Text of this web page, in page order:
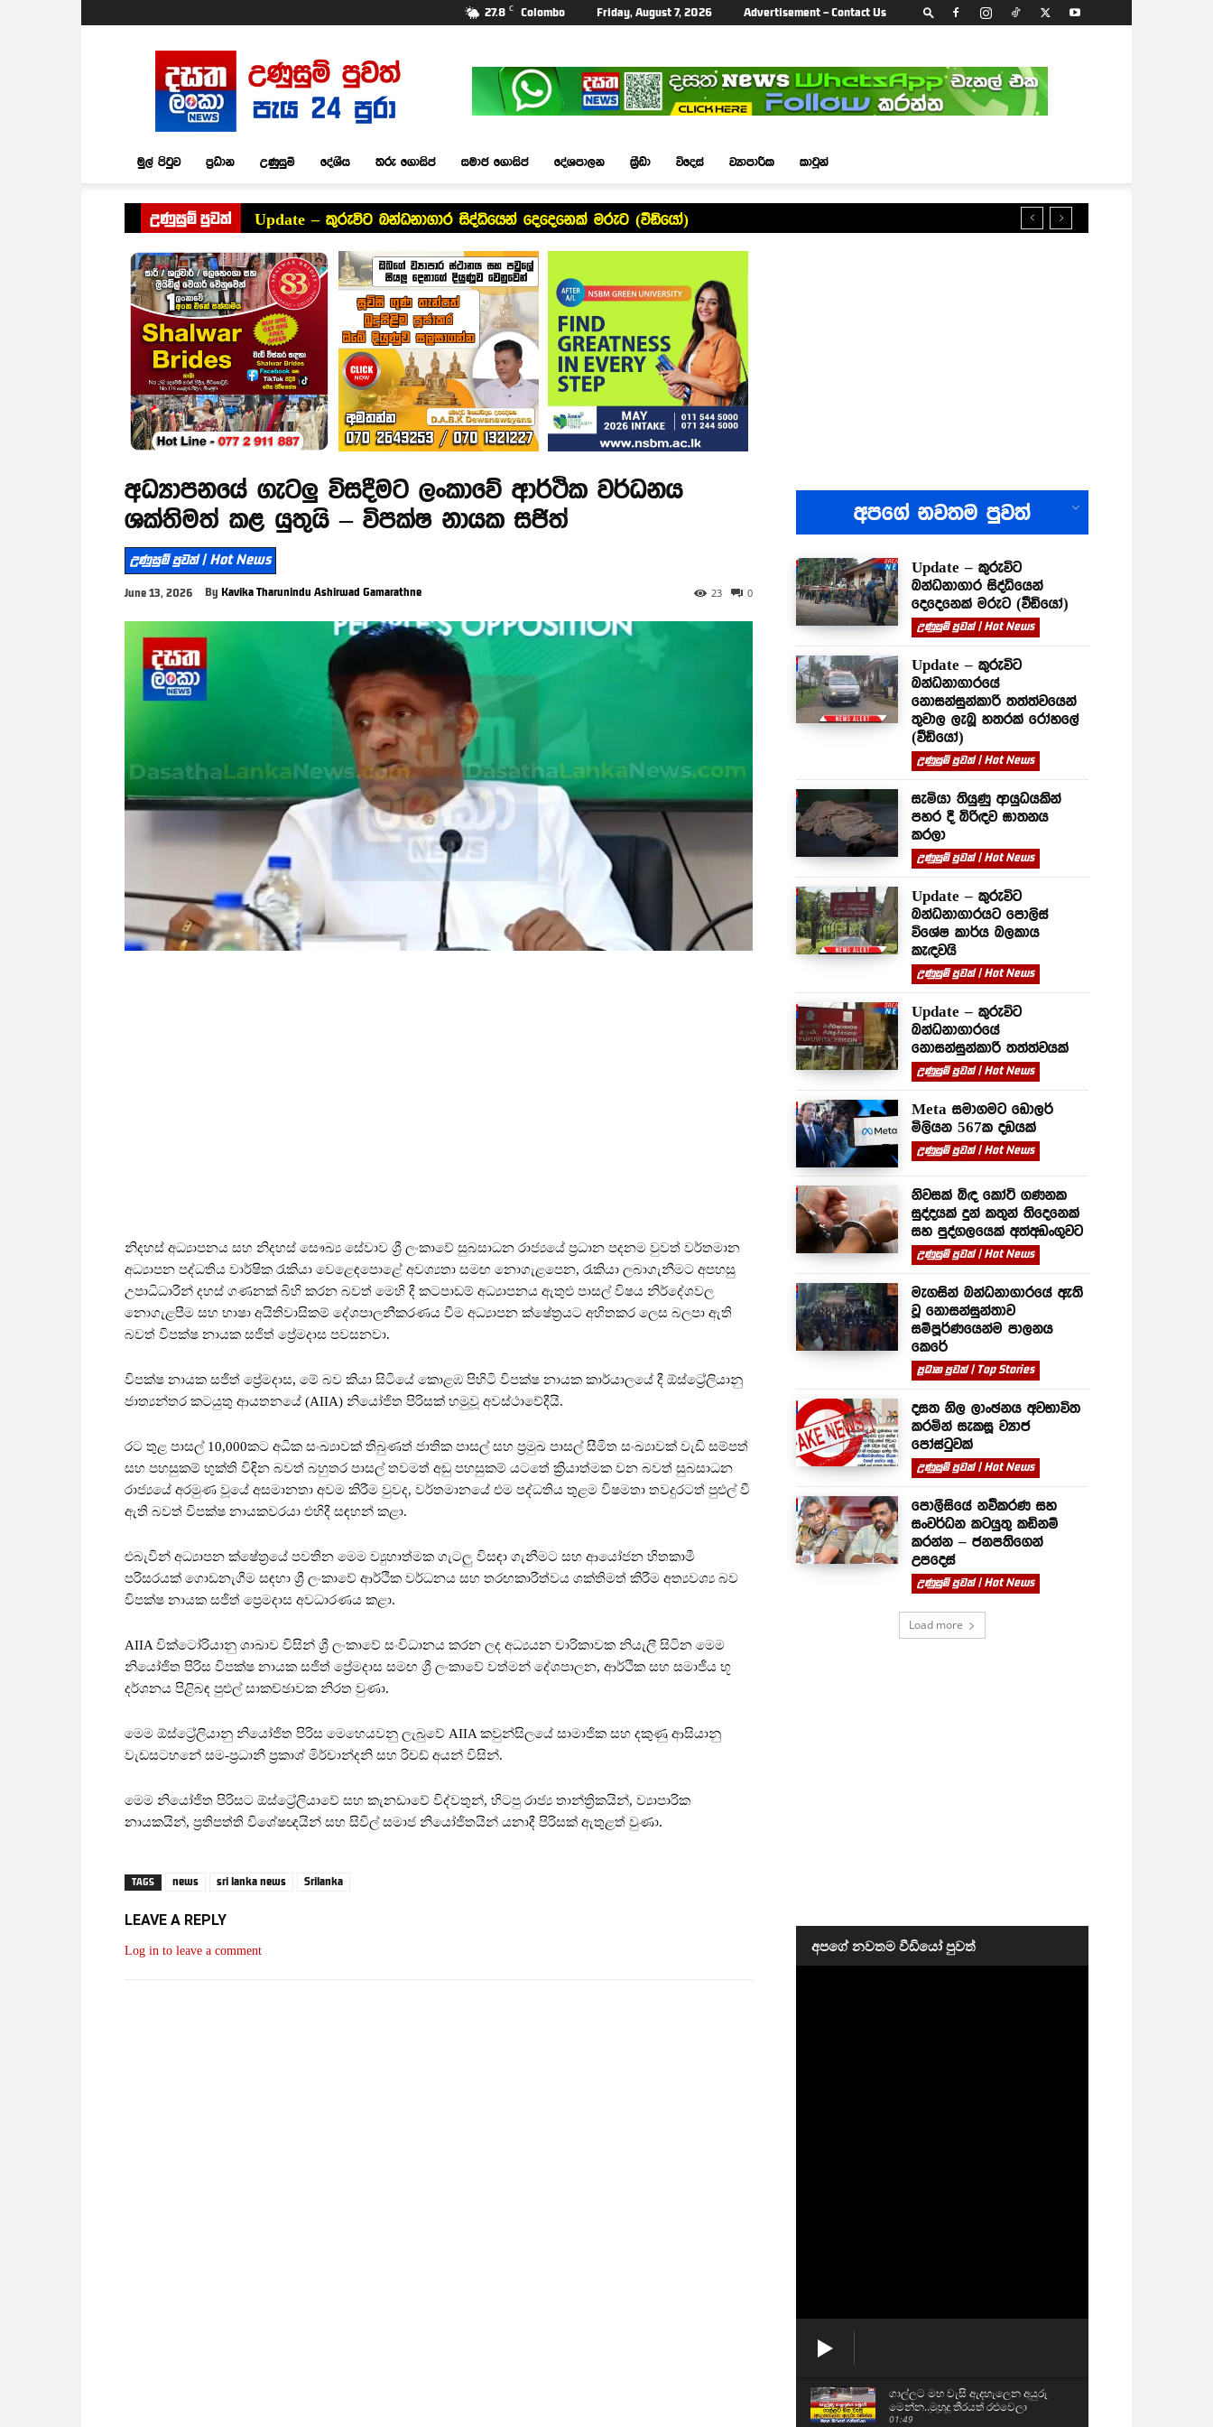
27.8 C Colombo Friday, August 7, 2026 Advertisement – Contact Us
Dasatha
Lanka
News
මුල් පිටුව ප්‍රධාන උණුසුම් දේශීය තරු ගොසිප් සමාජ ගොසිප් දේශපාලන ක්‍රීඩා විදෙස් ව්‍යාපාරික කාටූන්
උණුසුම් පුවත් Update – කුරුවිට බන්ධනාගාර සිද්ධියෙන් දෙදෙනෙක් මරුට (වීඩියෝ)
අධ්‍යාපනයේ ගැටලු විසදීමට ලංකාවේ ආර්ථික වර්ධනය
ශක්තිමත් කළ යුතුයි – විපක්ෂ නායක සජිත්
උණුසුම් පුවත් | Hot News
June 13, 2026 By Kavika Tharunindu Ashirwad Gamarathne 0
23
නිදහස් අධ්‍යාපනය සහ නිදහස් සෞඛ්‍ය සේවාව ශ්‍රී ලංකාවේ සුබසාධන රාජ්‍යයේ ප්‍රධාන පදනම වුවත් වර්තමාන
අධ්‍යාපන පද්ධතිය වාර්ෂික රැකියා වෙළෙඳපොළේ අවශ්‍යතා සමඟ නොගැළපෙන, රැකියා ලබාගැනීමට අපහසු
උපාධිධාරීන් දහස් ගණනක් බිහි කරන බවත් මෙහි දී කටපාඩම් අධ්‍යාපනය ඇතුළු පාසල් විෂය නිර්දේශවල
නොගැළපීම සහ භාෂා අයිතිවාසිකම් දේශපාලනීකරණය වීම අධ්‍යාපන ක්ෂේත්‍රයට අහිතකර ලෙස බලපා ඇති
බවත් විපක්ෂ නායක සජිත් ප්‍රේමදාස පවසනවා.
විපක්ෂ නායක සජිත් ප්‍රේමදාස, මේ බව කියා සිටියේ කොළඹ පිහිටි විපක්ෂ නායක කාර්යාලයේ දී ඕස්ට්‍රේලියානු
ජාත්‍යන්තර කටයුතු ආයතනයේ (AIIA) නියෝජිත පිරිසක් හමුවූ අවස්ථාවේදීයි.
රට තුළ පාසල් 10,000කට අධික සංඛ්‍යාවක් තිබුණත් ජාතික පාසල් සහ ප්‍රමුඛ පාසල් සීමිත සංඛ්‍යාවක් වැඩි සම්පත්
සහ පහසුකම් භුක්ති විඳින බවත් බහුතර පාසල් තවමත් අඩු පහසුකම් යටතේ ක්‍රියාත්මක වන බවත් සුබසාධන
රාජ්‍යයේ අරමුණ වූයේ අසමානතා අවම කිරීම වුවද, වර්තමානයේ එම පද්ධතිය තුළම විෂමතා තවදුරටත් පුළුල් වී
ඇති බවත් විපක්ෂ නායකවරයා එහිදී සඳහන් කළා.
එබැවින් අධ්‍යාපන ක්ෂේත්‍රයේ පවතින මෙම ව්‍යුහාත්මක ගැටලු විසඳා ගැනීමට සහ ආයෝජන හිතකාමී
පරිසරයක් ගොඩනැගීම සඳහා ශ්‍රී ලංකාවේ ආර්ථික වර්ධනය සහ තරඟකාරීත්වය ශක්තිමත් කිරීම අත්‍යවශ්‍ය බව
විපක්ෂ නායක සජිත් ප්‍රෙමදාස අවධාරණය කළා.
AIIA වික්ටෝරියානු ශාඛාව විසින් ශ්‍රී ලංකාවේ සංවිධානය කරන ලද අධ්‍යයන චාරිකාවක නියැලී සිටින මෙම
නියෝජිත පිරිස විපක්ෂ නායක සජිත් ප්‍රේමදාස සමඟ ශ්‍රී ලංකාවේ වත්මන් දේශපාලන, ආර්ථික සහ සමාජීය භූ
දර්ශනය පිළිබඳ පුළුල් සාකච්ඡාවක නිරත වුණා.
මෙම ඕස්ට්‍රේලියානු නියෝජිත පිරිස මෙහෙයවනු ලැබුවේ AIIA කවුන්සිලයේ සාමාජික සහ දකුණු ආසියානු
වැඩසටහනේ සම-ප්‍රධානී ප්‍රකාශ් මිර්චාන්දනි සහ රිචඩ් අයන් විසින්.
මෙම නියෝජිත පිරිසට ඕස්ට්‍රේලියාවේ සහ කැනඩාවේ විද්වතුන්, හිටපු රාජ්‍ය තාන්ත්‍රිකයින්, ව්‍යාපාරික
නායකයින්, ප්‍රතිපත්ති විශේෂඥයින් සහ සිවිල් සමාජ නියෝජිතයින් යනාදී පිරිසක් ඇතුළත් වුණා.
TAGS news sri lanka news Srilanka
LEAVE A REPLY
Log in to leave a comment
අපගේ නවතම පුවත්
Update – කුරුවිට
බන්ධනාගාර සිද්ධියෙන්
දෙදෙනෙක් මරුට (වීඩියෝ)
උණුසුම් පුවත් | Hot News
Update – කුරුවිට
බන්ධනාගාරයේ
නොසන්සුන්කාරී තත්ත්වයෙන්
තුවාල ලැබූ හතරක් රෝහලේ
(වීඩියෝ)
උණුසුම් පුවත් | Hot News
සැමියා තියුණු ආයුධයකින්
පහර දී බිරිඳව ඝාතනය
කරලා
උණුසුම් පුවත් | Hot News
Update – කුරුවිට
බන්ධනාගාරයට පොලිස්
විශේෂ කාර්ය බලකාය
කැඳවයි
උණුසුම් පුවත් | Hot News
Update – කුරුවිට
බන්ධනාගාරයේ
නොසන්සුන්කාරී තත්ත්වයක්
උණුසුම් පුවත් | Hot News
Meta සමාගමට ඩොලර්
මිලියන 567ක දඩයක්
උණුසුම් පුවත් | Hot News
නිවසක් බිඳ කෝටි ගණනක
සුද්දයක් දුන් කතුන් තිදෙනෙක්
සහ පුද්ගලයෙක් අත්අඩංගුවට
උණුසුම් පුවත් | Hot News
මැගසින් බන්ධනාගාරයේ ඇති
වූ නොසන්සුන්තාව
සම්පූර්ණයෙන්ම පාලනය
කෙරේ
ප්‍රධාන පුවත් | Top Stories
දසත නිල ලාංඡනය අවභාවිත
කරමින් සැකසූ ව්‍යාජ
පෝස්ටුවක්
උණුසුම් පුවත් | Hot News
පොලීසියේ නවීකරණ සහ
සංවර්ධන කටයුතු කඩිනම්
කරන්න – ජනපතිගෙන්
උපදෙස්
උණුසුම් පුවත් | Hot News
Load more
අපගේ නවතම වීඩියෝ පුවත්
ගාල්ලට මහ වැසි ඇදහැලෙන අයුරු
මෙන්න..මුහුදු තීරයත් රළුවෙලා
01:49